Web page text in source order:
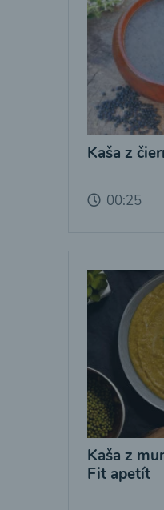
Kaša z
00:25
Kaša z
Fit apetít